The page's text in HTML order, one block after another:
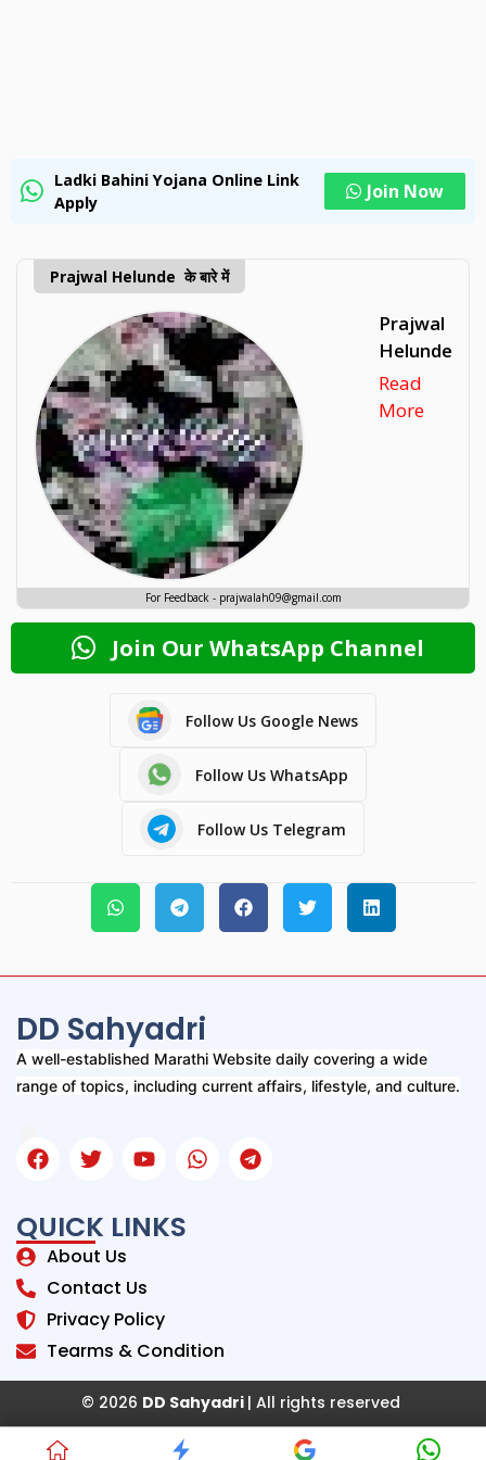
Ladki Bahini Yojana Online Link
Apply
Join Now
Prajwal Helunde के बारे में
Prajwal
Helunde
Read
More
For Feedback - prajwalah09@gmail.com
Join Our WhatsApp Channel
Follow Us Google News
Follow Us WhatsApp
Follow Us Telegram
DD Sahyadri
A well-established Marathi Website daily covering a wide
range of topics, including current affairs, lifestyle, and culture.
QUICK LINKS
About Us
Contact Us
Privacy Policy
Tearms & Condition
© 2026 DD Sahyadri | All rights reserved